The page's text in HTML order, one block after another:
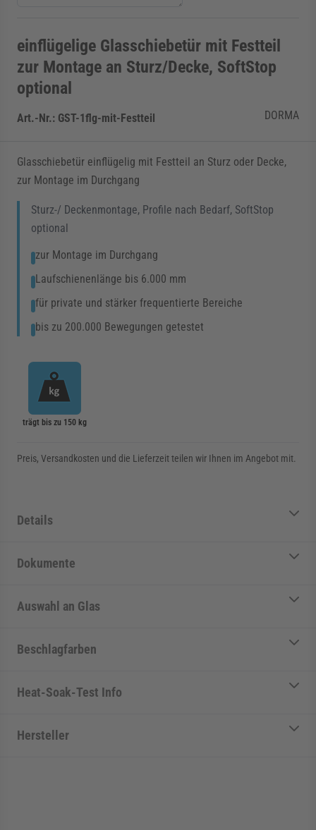
einflügelige Glasschiebetür mit Festteil
zur Montage an Sturz/Decke, SoftStop
optional
Art.-Nr.: GST-1flg-mit-Festteil DORMA
Glasschiebetür einflügelig mit Festteil an Sturz oder Decke,
zur Montage im Durchgang
Sturz-/ Deckenmontage, Profile nach Bedarf, SoftStop
optional
zur Montage im Durchgang
Laufschienenlänge bis 6.000 mm
für private und stärker frequentierte Bereiche
bis zu 200.000 Bewegungen getestet
trägt bis zu 150 kg
Preis, Versandkosten und die Lieferzeit teilen wir Ihnen im Angebot mit.
Details
Dokumente
Auswahl an Glas
Beschlagfarben
Heat-Soak-Test Info
Hersteller